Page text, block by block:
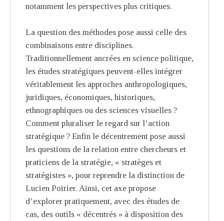
notamment les perspectives plus critiques.
La question des méthodes pose aussi celle des
combinaisons entre disciplines.
Traditionnellement ancrées en science politique,
les études stratégiques peuvent-elles intégrer
véritablement les approches anthropologiques,
juridiques, économiques, historiques,
ethnographiques ou des sciences visuelles ?
Comment pluraliser le regard sur l’action
stratégique ? Enfin le décentrement pose aussi
les questions de la relation entre chercheurs et
praticiens de la stratégie, « stratèges et
stratégistes », pour reprendre la distinction de
Lucien Poirier. Ainsi, cet axe propose
d’explorer pratiquement, avec des études de
cas, des outils « décentrés » à disposition des